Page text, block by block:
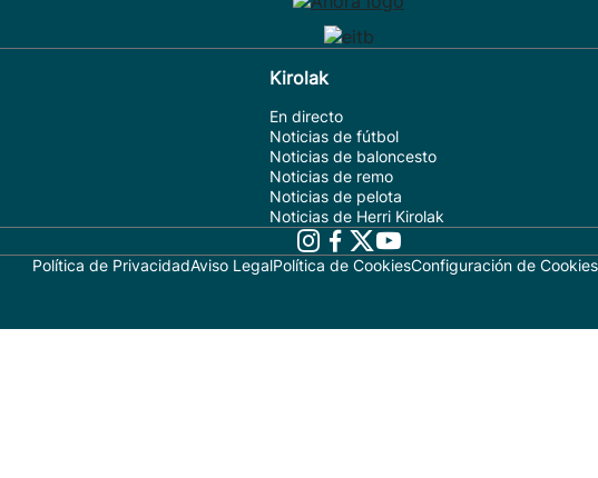
Kirolak
En directo
Noticias de fútbol
Noticias de baloncesto
Noticias de remo
Noticias de pelota
Noticias de Herri Kirolak
Política de PrivacidadAviso LegalPolítica de CookiesConfiguración de Cookies